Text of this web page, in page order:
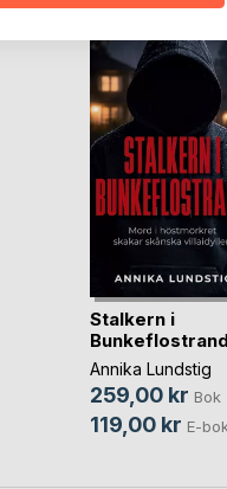
Stalkern i
Bunkeflostrand
Annika Lundstig
259,00 kr Bok
119,00 kr E-bok